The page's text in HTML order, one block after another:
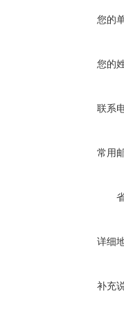
您的
您的
联系
常用
详细
补充